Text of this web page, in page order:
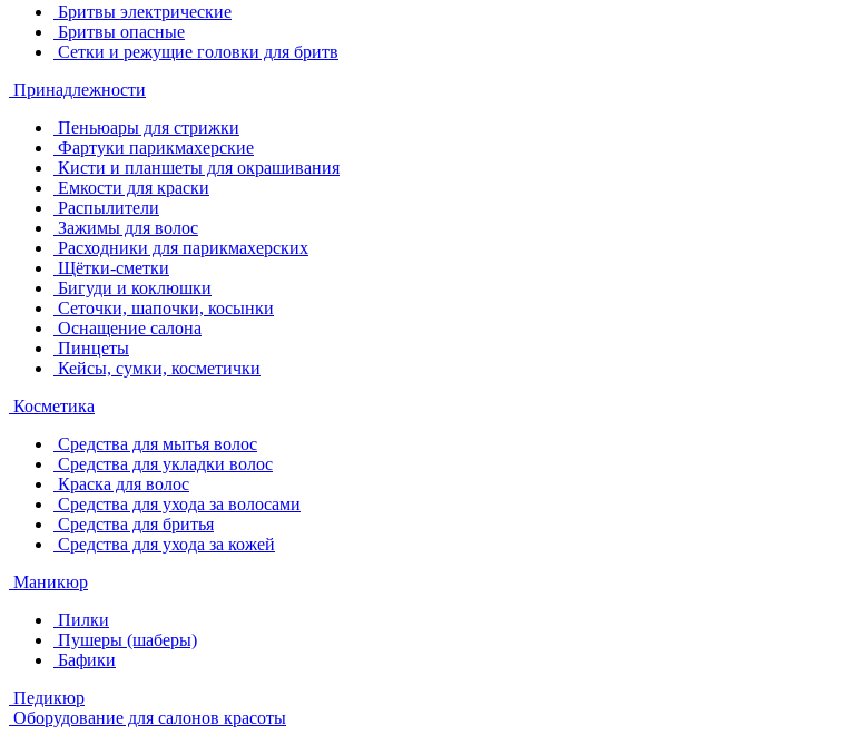
Бритвы электрические
Бритвы опасные
Сетки и режущие головки для бритв
Принадлежности
Пеньюары для стрижки
Фартуки парикмахерские
Кисти и планшеты для окрашивания
Емкости для краски
Распылители
Зажимы для волос
Расходники для парикмахерских
Щётки-сметки
Бигуди и коклюшки
Сеточки, шапочки, косынки
Оснащение салона
Пинцеты
Кейсы, сумки, косметички
Косметика
Средства для мытья волос
Средства для укладки волос
Краска для волос
Средства для ухода за волосами
Средства для бритья
Средства для ухода за кожей
Маникюр
Пилки
Пушеры (шаберы)
Бафики
Педикюр
Оборудование для салонов красоты